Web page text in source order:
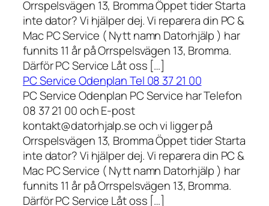
Orrspelsvägen 13, Bromma Öppet tider Starta
inte dator? Vi hjälper dej. Vi reparera din PC &
Mac PC Service ( Nytt namn Datorhjälp ) har
funnits 11 år på Orrspelsvägen 13, Bromma.
Därför PC Service Låt oss […]
PC Service Odenplan Tel 08 37 21 00
PC Service Odenplan PC Service har Telefon
08 37 21 00 och E-post
kontakt@datorhjalp.se och vi ligger på
Orrspelsvägen 13, Bromma Öppet tider Starta
inte dator? Vi hjälper dej. Vi reparera din PC &
Mac PC Service ( Nytt namn Datorhjälp ) har
funnits 11 år på Orrspelsvägen 13, Bromma.
Därför PC Service Låt oss […]